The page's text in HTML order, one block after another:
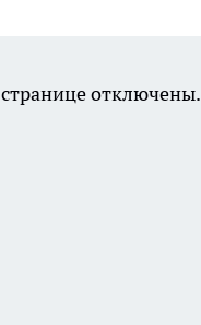
отключены.